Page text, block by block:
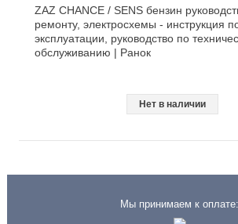
ZAZ CHANCE / SENS бензин
ремонту, электросхемы - инструкция
эксплуатации, руководство по
обслуживанию | Ранок
Нет в наличии
Мы принимаем к оплате: